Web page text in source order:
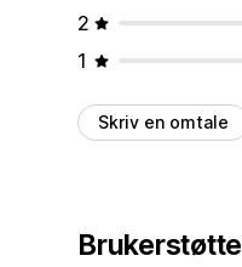
2
1
Skriv en omtale
Brukerstøtte